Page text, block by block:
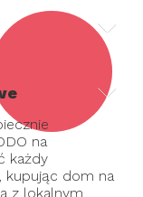
na
każdy
kupując dom na
z lokalnym